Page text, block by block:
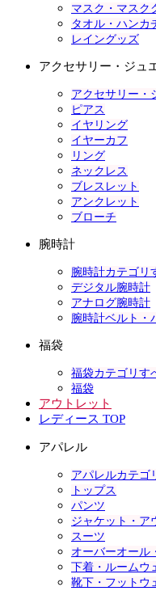
マスク・マスク
タオル・ハンカ
レイングッズ
アクセサリー・ジュ
アクセサリー・
ピアス
イヤリング
イヤーカフ
リング
ネックレス
ブレスレット
アンクレット
ブローチ
腕時計
腕時計カテゴリ
デジタル腕時計
アナログ腕時計
腕時計ベルト・
福袋
福袋カテゴリす
福袋
アウトレット
レディース TOP
アパレル
アパレルカテゴ
トップス
パンツ
ジャケット・ア
スーツ
オーバーオール
下着・ルームウ
靴下・フットウ